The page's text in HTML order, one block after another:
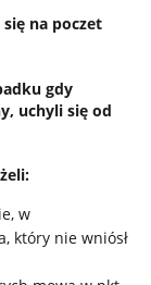
się na poczet
gdy
uchyli się od
w
który nie wniósł